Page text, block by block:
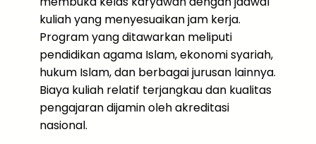
kuliah yang menyesuaikan jam kerja.
Program yang ditawarkan meliputi
pendidikan agama Islam, ekonomi syariah,
hukum Islam, dan berbagai jurusan lainnya.
Biaya kuliah relatif terjangkau dan kualitas
pengajaran dijamin oleh akreditasi
nasional.